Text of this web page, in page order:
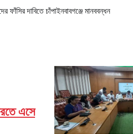
ফাঁসির দাবিতে চাঁপাইনবাবগঞ্জে মানববন্ধন
এসে